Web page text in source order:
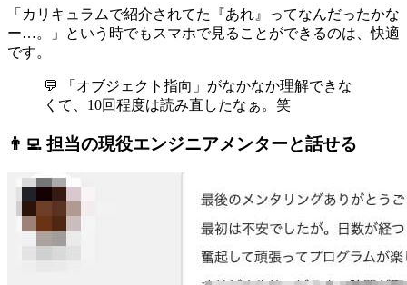
「カリキュラムで紹介されてた『あれ』ってなんだったかな
ー…。」という時でもスマホで見ることができるのは、快適
です。
💬 「オブジェクト指向」がなかなか理解できな
くて、10回程度は読み直したなぁ。笑
👨‍💻 担当の現役エンジニアメンターと話せる